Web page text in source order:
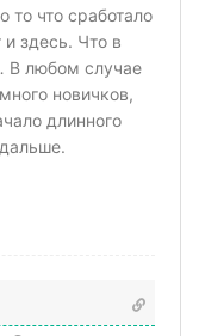
то что сработало
здесь. Что в
В любом случае
новичков,
длинного